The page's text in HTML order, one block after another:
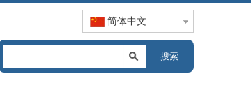
简体中文
搜索